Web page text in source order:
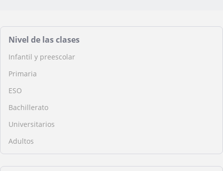
Nivel de las clases
Infantil y preescolar
Primaria
ESO
Bachillerato
Universitarios
Adultos